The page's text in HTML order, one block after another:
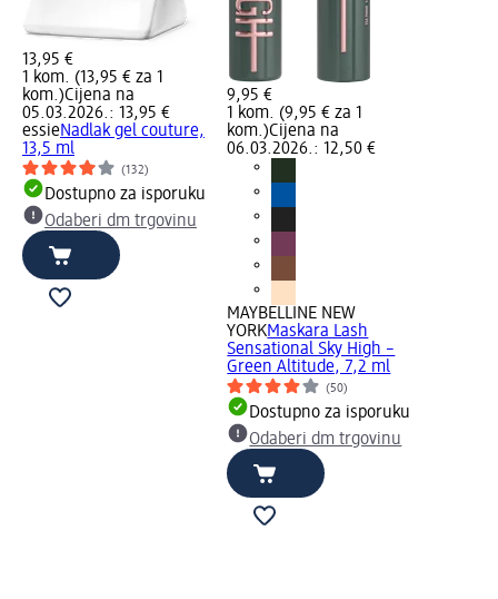
13,95 €
1 kom. (13,95 € za 1
kom.)Cijena na
05.03.2026.: 13,95 €
essieNadlak gel couture,
13,5 ml
(132)
Dostupno za isporuku
Odaberi dm trgovinu
9,95 €
1 kom. (9,95 € za 1
kom.)Cijena na
06.03.2026.: 12,50 €
MAYBELLINE NEW
YORKMaskara Lash
Sensational Sky High –
Green Altitude, 7,2 ml
(50)
Dostupno za isporuku
Odaberi dm trgovinu